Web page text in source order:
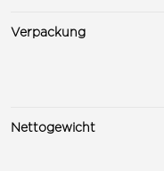
Verpackung
Nettogewicht